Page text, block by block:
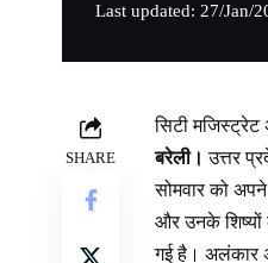
Last updated: 27/Jan/
SHARE
सिटी
बरेली। उत्तर
सोमवार को
और उनके
गई है। अलंकार